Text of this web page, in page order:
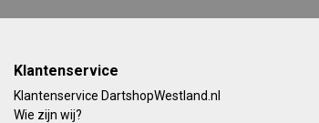
Klantenservice
Klantenservice DartshopWestland.nl
Wie zijn wij?